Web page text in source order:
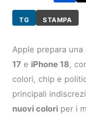
TG STAMPA
Apple prepara
17 e iPhone 18,
colori, chip e
principali
nuovi colori per i